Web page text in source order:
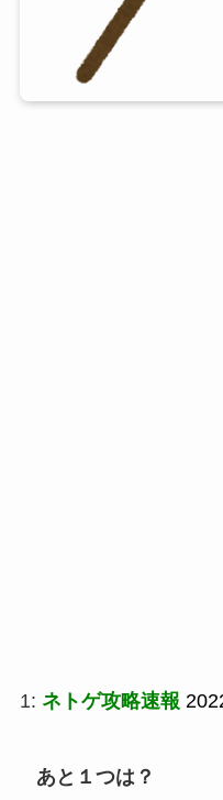
1: ネトゲ攻略速報
あと１つは？